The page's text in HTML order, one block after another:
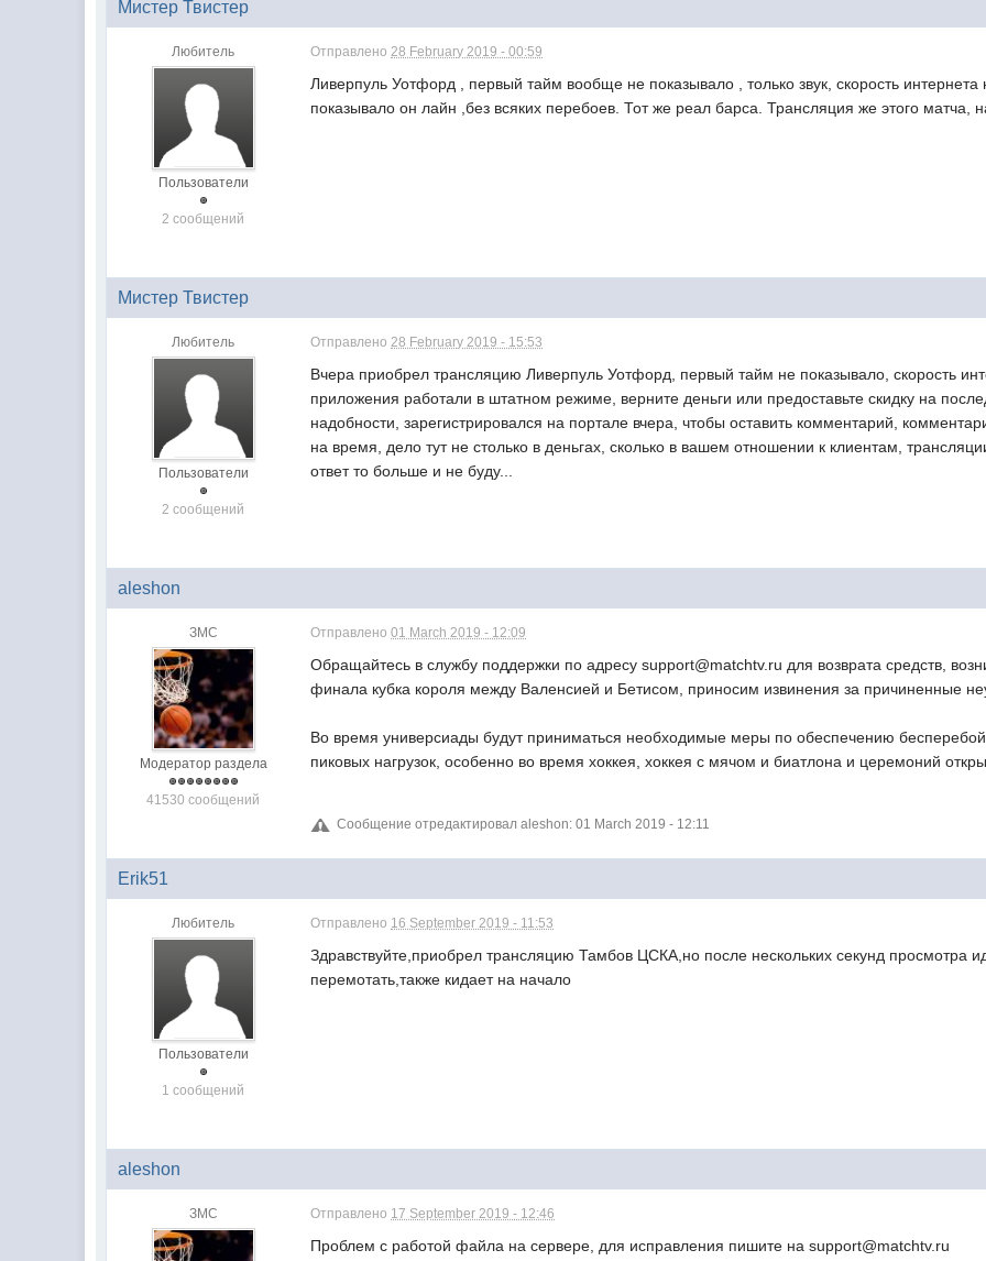
Мистер Твистер
Любитель
Пользователи
2 сообщений
Отправлено28 February 2019 - 00:59
Ливерпуль Уотфорд , первый тайм вообще не показывало , только звук, скорость интернета
показывало он лайн ,без всяких перебоев. Тот же реал барса. Трансляция же этого матча,
Мистер Твистер
Любитель
Пользователи
2 сообщений
Отправлено28 February 2019 - 15:53
Вчера приобрел трансляцию Ливерпуль Уотфорд, первый тайм не показывало, скорость
приложения работали в штатном режиме, верните деньги или предоставьте скидку на
надобности, зарегистрировался на портале вчера, чтобы оставить комментарий,
на время, дело тут не столько в деньгах, сколько в вашем отношении к клиентам,
ответ то больше и не буду...
aleshon
ЗМС
Модератор раздела
41530 сообщений
Отправлено01 March 2019 - 12:09
Обращайтесь в службу поддержки по адресу support@matchtv.ru для возврата средств,
финала кубка короля между Валенсией и Бетисом, приносим извинения за причиненные
Во время универсиады будут приниматься необходимые меры по обеспечению
пиковых нагрузок, особенно во время хоккея, хоккея с мячом и биатлона и церемоний
Сообщение отредактировал aleshon: 01 March 2019 - 12:11
Erik51
Любитель
Пользователи
1 сообщений
Отправлено 16 September 2019 - 11:53
Здравствуйте,приобрел трансляцию Тамбов ЦСКА,но после нескольких секунд просмотра
перемотать,также кидает на начало
aleshon
ЗМС Отправлено 17 September 2019 - 12:46
Проблем с работой файла на сервере, для исправления пишите на support@matchtv.ru